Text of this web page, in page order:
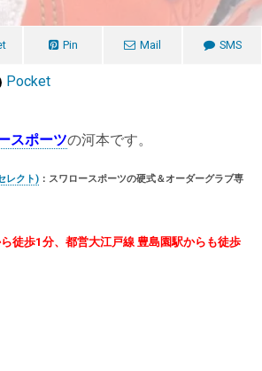
Pin Mail SMS
Pocket
スポーツの河本です。
レクト) ：スワロースポーツの硬式＆オーダーグラブ専
徒歩1分、都営大江戸線 豊島園駅からも徒歩